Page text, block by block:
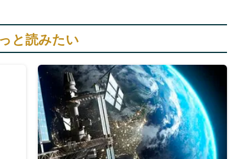
と読みたい